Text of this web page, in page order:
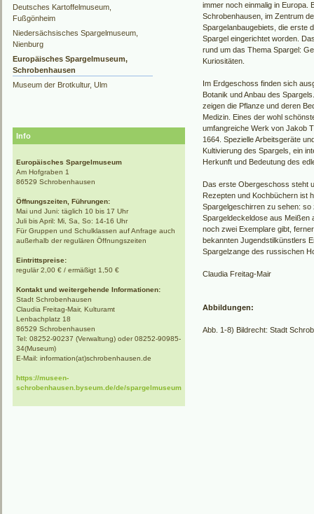
Deutsches Kartoffelmuseum,
Fußgönheim
Niedersächsisches Spargelmuseum,
Nienburg
Europäisches Spargelmuseum,
Schrobenhausen
Museum der Brotkultur, Ulm
Info
Europäisches Spargelmuseum
Am Hofgraben 1
86529 Schrobenhausen
Öffnungszeiten, Führungen:
Mai und Juni: täglich 10 bis 17 Uhr
Juli bis April: Mi, Sa, So: 14-16 Uhr
Für Gruppen und Schulklassen auf Anfrage auch
außerhalb der regulären Öffnungszeiten
Eintrittspreise:
regulär 2,00 € / ermäßigt 1,50 €
Kontakt und weitergehende Informationen:
Stadt Schrobenhausen
Claudia Freitag-Mair, Kulturamt
Lenbachplatz 18
86529 Schrobenhausen
Tel: 08252-90237 (Verwaltung) oder 08252-90985-
34(Museum)
E-Mail: information(at)schrobenhausen.de
https://museen-
schrobenhausen.byseum.de/de/spargelmuseum
immer noch einmalig in Europa.
Schrobenhausen, im Zentrum
Spargelanbaugebiets, die erste
Spargel eingerichtet worden.
rund um das Thema Spargel:
Kuriositäten.
Im Erdgeschoss finden sich
Botanik und Anbau des
zeigen die Pflanze und deren
Medizin. Eines der wohl
umfangreiche Werk von Jakob
1664. Spezielle Arbeitsgeräte
Kultivierung des Spargels, ein
Herkunft und Bedeutung des
Das erste Obergeschoss steht
Rezepten und Kochbüchern ist
Spargelgeschirren zu sehen: so
Spargeldeckeldose aus Meißen
noch zwei Exemplare gibt,
bekannten Jugendstilkünstlers
Spargelzange des russischen
Claudia Freitag-Mair
Abbildungen:
Abb. 1-8) Bildrecht: Stadt